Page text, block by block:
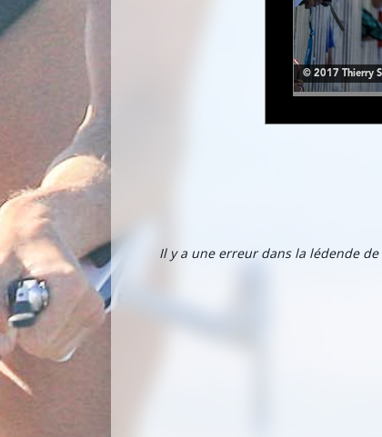
Il y a une erreur dans la lédende